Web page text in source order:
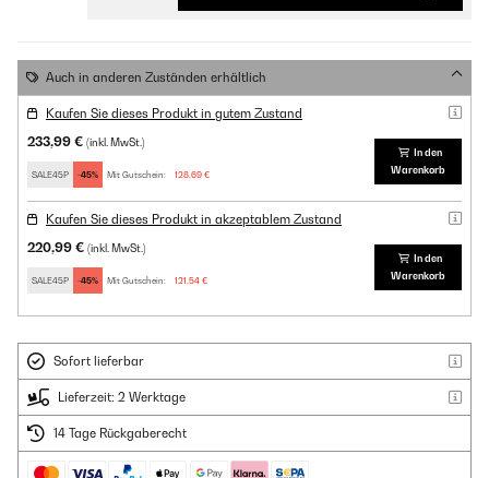
Auch in anderen Zuständen erhältlich
Kaufen Sie dieses Produkt in gutem Zustand
233,99 € (inkl. MwSt.)
SALE45P -45% Mit Gutschein: 128,69 €
In den
Warenkorb
Kaufen Sie dieses Produkt in akzeptablem Zustand
220,99 € (inkl. MwSt.)
SALE45P -45% Mit Gutschein: 121,54 €
In den
Warenkorb
Sofort lieferbar
Lieferzeit: 2 Werktage
14 Tage Rückgaberecht